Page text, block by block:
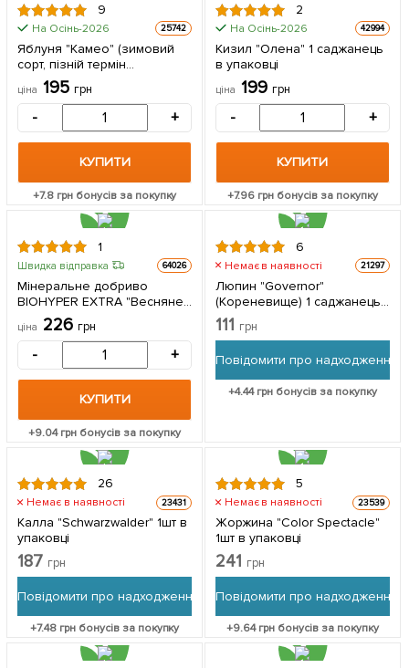
9
На Осінь-2026 25742
Яблуня "Камео" (зимовий
сорт, пізній термін
ціна 195грн
- +
КУПИТИ
+7.8 грн бонусів за покупку
2
На Осінь-2026 42994
Кизил "Олена" 1 саджанець
в упаковці
ціна 199 грн
- +
КУПИТИ
+7.96 грн бонусів за покупку
1
Швидка відправка 64026
Мінеральне добриво
BIOHYPER EXTRA "Весняне
універсальне" (Біохайпер
Екстра) ТМ "AGRO-X" 100г
ціна 226грн
- +
КУПИТИ
+9.04 грн бонусів за покупку
6
Немає в наявності 21297
Люпин "Governor"
(Кореневище) 1 саджанець
в упаковці
111 грн
Повідомити про надходження
+4.44 грн бонусів за покупку
26
Немає в наявності 23431
Калла "Schwarzwalder" 1шт в
упаковці
187 грн
Повідомити про надходження
+7.48 грн бонусів за покупку
5
Немає в наявності 23539
Жоржина "Color Spectacle"
1шт в упаковці
241 грн
Повідомити про надходження
+9.64 грн бонусів за покупку